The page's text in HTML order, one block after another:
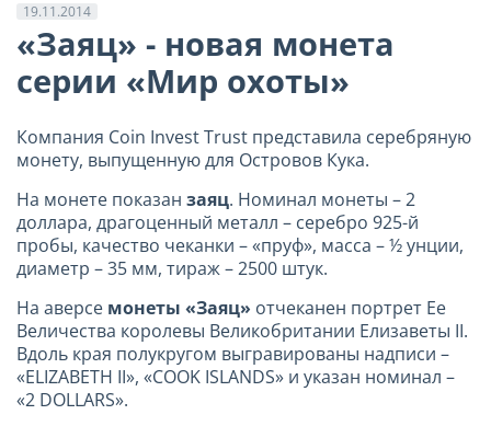
19.11.2014
«Заяц» - новая монета
серии «Мир охоты»
Компания Coin Invest Trust представила серебряную
монету, выпущенную для Островов Кука.
На монете показан заяц. Номинал монеты – 2
доллара, драгоценный металл – серебро 925-й
пробы, качество чеканки – «пруф», масса – ½ унции,
диаметр – 35 мм, тираж – 2500 штук.
На аверсе монеты «Заяц» отчеканен портрет Ее
Величества королевы Великобритании Елизаветы II.
Вдоль края полукругом выгравированы надписи –
«ELIZABETH II», «COOK ISLANDS» и указан номинал –
«2 DOLLARS».